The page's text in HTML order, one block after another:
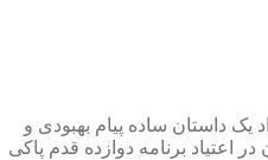
یک داستان ساده پیام بهبودی و
در اعتیاد برنامه دوازده قدم پاکی